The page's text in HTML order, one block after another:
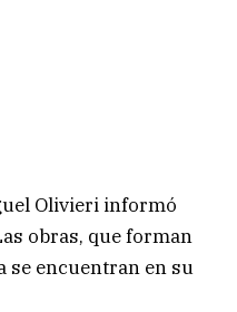
Olivieri informó
obras, que forman
se encuentran en su